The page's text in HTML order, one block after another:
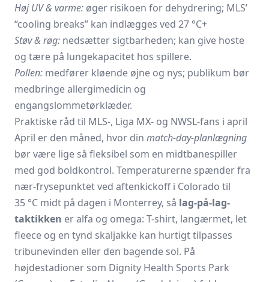
Høj UV & varme: øger risikoen for dehydrering; MLS’
“cooling breaks” kan indlægges ved 27 °C+
Støv & røg: nedsætter sigtbarheden; kan give hoste
og tære på lungekapacitet hos spillere.
Pollen: medfører kløende øjne og nys; publikum bør
medbringe allergimedicin og
engangslommetørklæder.
Praktiske råd til MLS-, Liga MX- og NWSL-fans i april
April er den måned, hvor din match-day-planlægning
bør være lige så fleksibel som en midtbanespiller
med god boldkontrol. Temperaturerne spænder fra
nær-frysepunktet ved aften­kickoff i Colorado til
35 °C midt på dagen i Monterrey, så lag-på-lag-
taktikken er alfa og omega: T-shirt, langærmet, let
fleece og en tynd skaljakke kan hurtigt tilpasses
tribune­vinden eller den bagende sol. På
højdestadioner som Dignity Health Sports Park